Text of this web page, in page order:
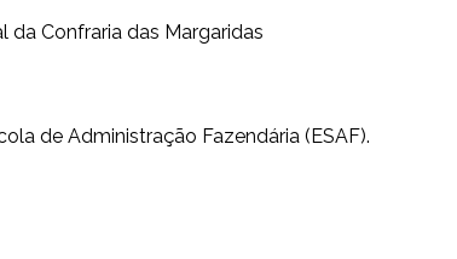
da Confraria das Margaridas
de Administração Fazendária (ESAF).